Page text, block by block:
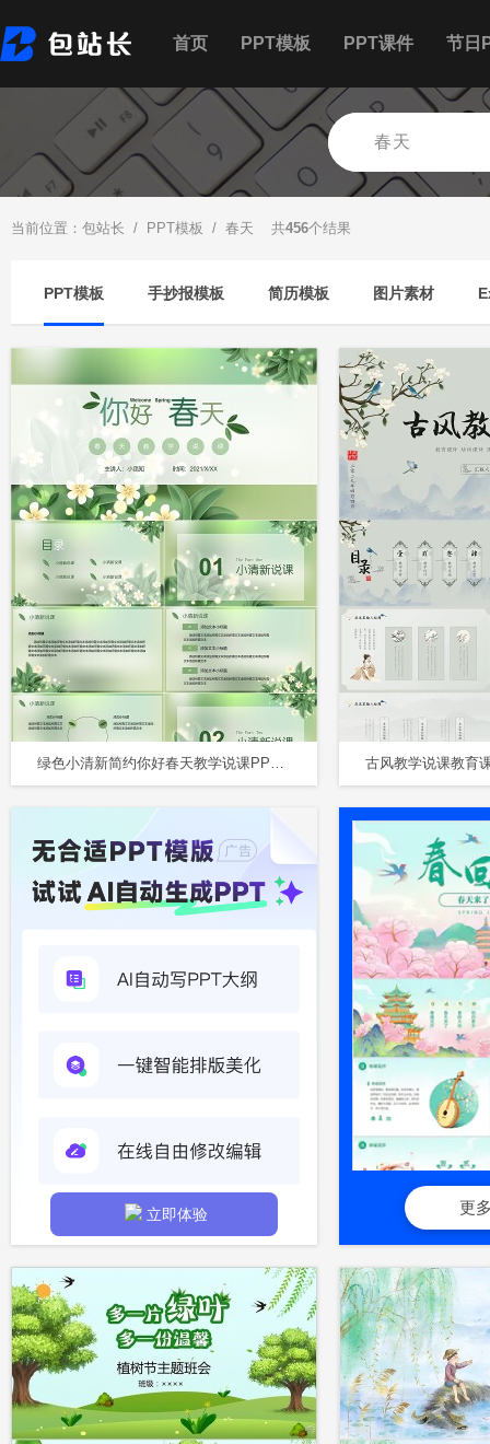
首页 PPT模板 PPT课件 节日
当前位置： 包站长 / PPT模板 / 春天 共456个结果
PPT模板 手抄报模板 简历模板 图片素材
绿色小清新简约你好春天教学说课PPT模板
立即体验 更